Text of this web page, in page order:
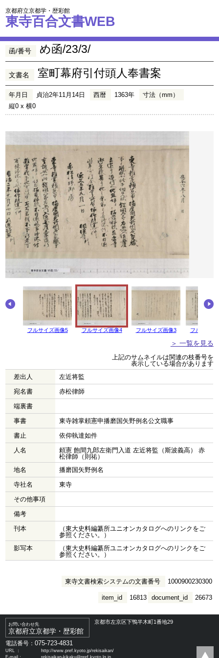
京都府立京都学・歴彩館
東寺百合文書WEB
函/番号 め函/23/3/
文書名 室町幕府引付頭人奉書案
年月日 貞治2年11月14日 西暦 1363年
寸法（mm）
縦0 x 横0
フルサイズ画像5 フルサイズ画像4 フルサイズ画像3 フルサイズ
＞ 一覧を見る
上記のサムネイルは関連の枝番号を
表示している場合があります
差出人
左近将監
宛名書
赤松律師
端裏書
事書
東寺雑掌頼憲申播磨国矢野例名公文職事
書止
依仰執達如件
人名
頼憲 飽間九郎左衛門入道 左近将監（斯波義高） 赤
松律師（則祐）
地名
播磨国矢野例名
寺社名
東寺
その他事項
備考
刊本
（東大史料編纂所ユニオンカタログへのリンクをご
参照ください。）
影写本
（東大史料編纂所ユニオンカタログへのリンクをご
参照ください。）
東寺文書検索システムの文書番号 1000900230300
document_id 26673
item_id 16813
お問い合わせ先
京都府立京都学・歴彩館
京都市左京区下鴨半木町1番地29
電話番号：075-723-4831
URL ：
http://www.pref.kyoto.jp/rekisaikan/
E-mail：
rekisaikan-kikaku@pref.kyoto.lg.jp